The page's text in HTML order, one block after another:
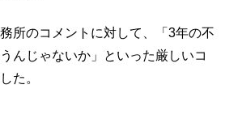
所のコメントに対して、「3年の不
んじゃないか」といった厳しいコ
た。